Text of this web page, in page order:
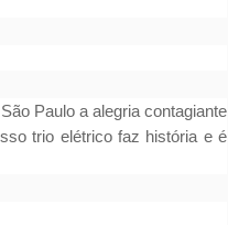
Paulo a alegria contagiante
trio elétrico faz história e é